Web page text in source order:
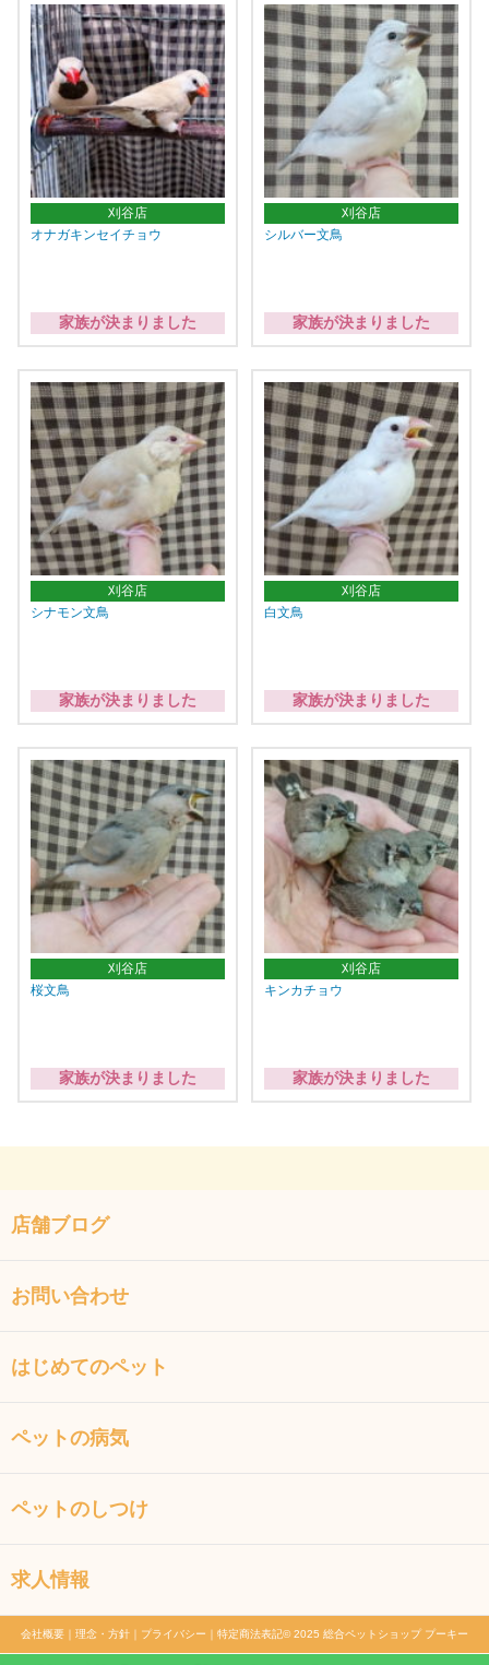
刈谷店
オナガキンセイチョウ
家族が決まりました
刈谷店
シルバー文鳥
家族が決まりました
刈谷店
シナモン文鳥
家族が決まりました
刈谷店
白文鳥
家族が決まりました
刈谷店
桜文鳥
家族が決まりました
刈谷店
キンカチョウ
家族が決まりました
店舗ブログ
お問い合わせ
はじめてのペット
ペットの病気
ペットのしつけ
求人情報
会社概要 理念・方針 プライバシー 特定商法表記© 2025 総合ペットショップ プーキー